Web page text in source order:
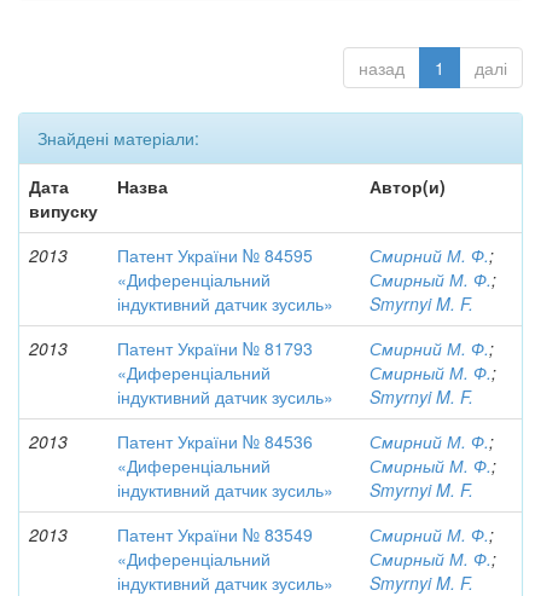
назад 1 далі
Знайдені матеріали:
Дата
випуску
Назва Автор(и)
2013
Патент України № 84595
«Диференціальний
індуктивний датчик зусиль»
Смирний М. Ф.;
Смирный М. Ф.;
Smyrnyi M. F.
2013
Патент України № 81793
«Диференціальний
індуктивний датчик зусиль»
Смирний М. Ф.;
Смирный М. Ф.;
Smyrnyi M. F.
2013
Патент України № 84536
«Диференціальний
індуктивний датчик зусиль»
Смирний М. Ф.;
Смирный М. Ф.;
Smyrnyi M. F.
2013
Патент України № 83549
«Диференціальний
індуктивний датчик зусиль»
Смирний М. Ф.;
Смирный М. Ф.;
Smyrnyi M. F.